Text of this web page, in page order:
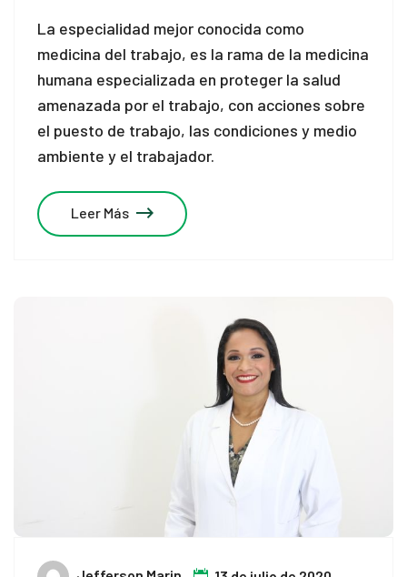
La especialidad mejor conocida como
medicina del trabajo, es la rama de la medicina
humana especializada en proteger la salud
amenazada por el trabajo, con acciones sobre
el puesto de trabajo, las condiciones y medio
ambiente y el trabajador.
Leer Más